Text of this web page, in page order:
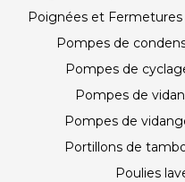
Poignées et
Pompes de
Pompes de
Pompes de
Pompes de
Portillons de
Poulies